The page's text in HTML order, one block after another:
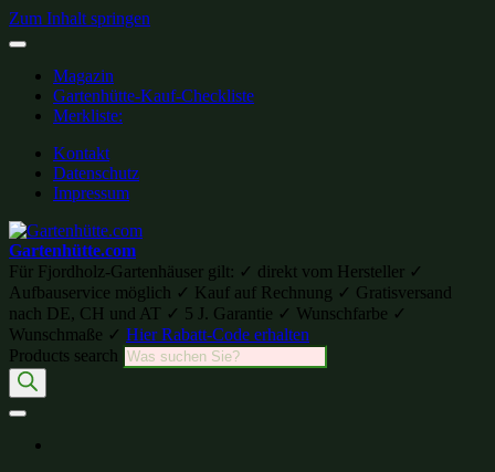
Zum Inhalt springen
Magazin
Gartenhütte-Kauf-Checkliste
Merkliste:
Kontakt
Datenschutz
Impressum
Gartenhütte.com
Für Fjordholz-Gartenhäuser gilt: ✓ direkt vom Hersteller ✓
Aufbauservice möglich ✓ Kauf auf Rechnung ✓ Gratisversand
nach DE, CH und AT ✓ 5 J. Garantie ✓ Wunschfarbe ✓
Wunschmaße ✓ Hier Rabatt-Code erhalten
Products search